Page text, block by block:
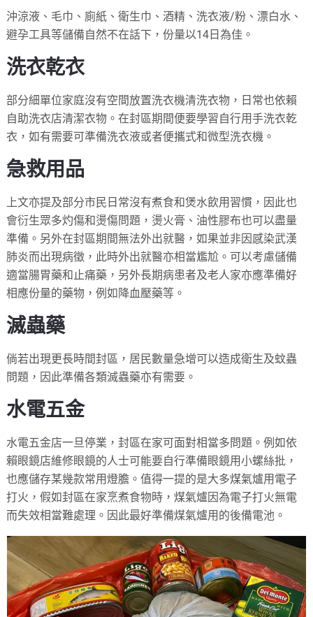
沖涼液、毛巾、廁紙、衛生巾、酒精、洗衣液/粉、漂白水、
避孕工具等儲備自然不在話下，份量以14日為佳。
洗衣乾衣
部分細單位家庭沒有空間放置洗衣機清洗衣物，日常也依賴
自助洗衣店清潔衣物。在封區期間便要學習自行用手洗衣乾
衣，如有需要可準備洗衣液或者便攜式和微型洗衣機。
急救用品
上文亦提及部分市民日常沒有煮食和煲水飲用習慣，因此也
會衍生眾多灼傷和燙傷問題，燙火膏、油性膠布也可以盡量
準備。另外在封區期間無法外出就醫，如果並非因感染武漢
肺炎而出現病徵，此時外出就醫亦相當尷尬。可以考慮儲備
適當腸胃藥和止痛藥，另外長期病患者及老人家亦應準備好
相應份量的藥物，例如降血壓藥等。
滅蟲藥
倘若出現更長時間封區，居民數量急增可以造成衛生及蚊蟲
問題，因此準備各類滅蟲藥亦有需要。
水電五金
水電五金店一旦停業，封區在家可面對相當多問題。例如依
賴眼鏡店維修眼鏡的人士可能要自行準備眼鏡用小螺絲批，
也應儲存某幾款常用燈膽。值得一提的是大多煤氣爐用電子
打火，假如封區在家烹煮食物時，煤氣爐因為電子打火無電
而失效相當難處理。因此最好準備煤氣爐用的後備電池。